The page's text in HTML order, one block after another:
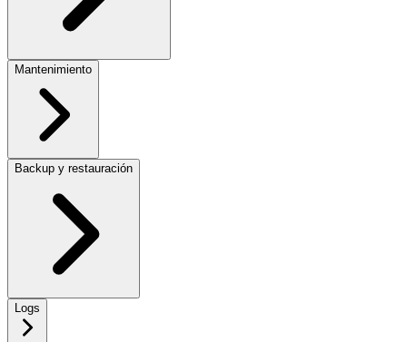
Mantenimiento
Backup y restauración
Logs